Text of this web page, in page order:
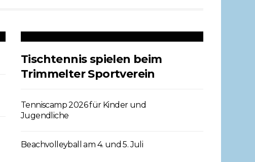
Tischtennis spielen beim
Trimmelter Sportverein
Tenniscamp 2026 für Kinder und
Jugendliche
Beachvolleyball am 4. und 5. Juli